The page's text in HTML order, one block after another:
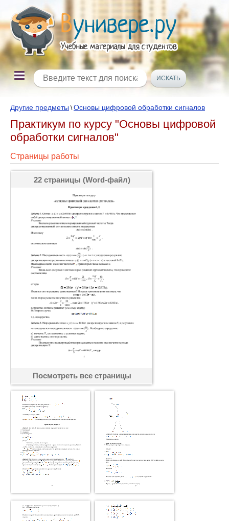
Другие предметы \Основы цифровой обработки сигналов
Практикум по курсу "Основы цифровой
обработки сигналов"
Страницы работы
22 страницы (Word-файл)
Посмотреть все страницы